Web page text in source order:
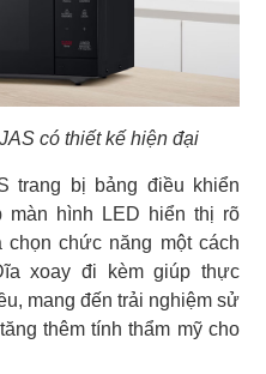
có thiết kế hiện đại
trang bị bảng điều khiển
màn hình LED hiển thị rõ
chức năng một cách
xoay đi kèm giúp thực
mang đến trải nghiệm sử
thêm tính thẩm mỹ cho